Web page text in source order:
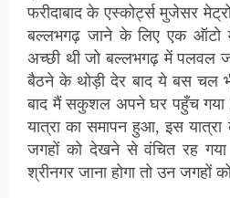
फरीदाबाद के एस्कोर्ट्स मुजेसर
बल्लभगढ़ जाने के लिए एक ऑटो
अच्छी थी जो बल्लभगढ़ में पलवल
बैठने के थोड़ी देर बाद ये बस चल
बाद मैं सकुशल अपने घर पहुँच गया
यात्रा का समापन हुआ, इस
जगहों को देखने से वंचित रह
श्रीनगर जाना होगा तो उन जगहों